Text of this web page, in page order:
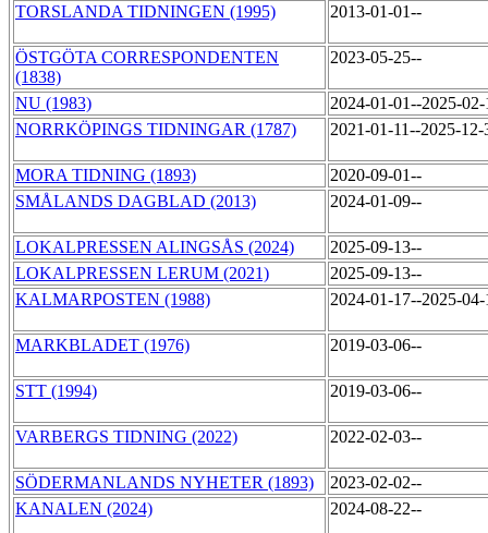
TORSLANDA TIDNINGEN (1995) 2013-01-01--
ÖSTGÖTA CORRESPONDENTEN
(1838)
2023-05-25--
NU (1983)
2024-01-01--2025-
NORRKÖPINGS TIDNINGAR (1787)
2021-01-11--2025-
MORA TIDNING (1893)
2020-09-01--
SMÅLANDS DAGBLAD (2013)
2024-01-09--
LOKALPRESSEN ALINGSÅS (2024)
2025-09-13--
LOKALPRESSEN LERUM (2021)
2025-09-13--
KALMARPOSTEN (1988)
2024-01-17--2025-
MARKBLADET (1976) 2019-03-06--
STT (1994) 2019-03-06--
VARBERGS TIDNING (2022) 2022-02-03--
SÖDERMANLANDS NYHETER (1893)
2023-02-02--
KANALEN (2024)
2024-08-22--